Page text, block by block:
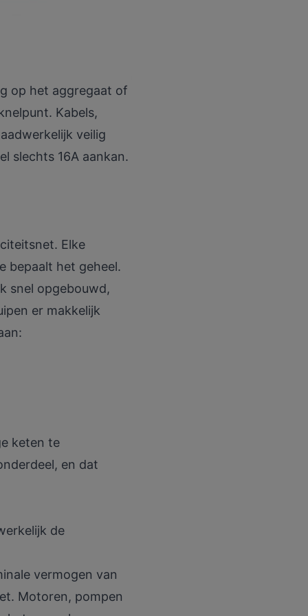
op het aggregaat of
Kabels,
veilig
slechts 16A aankan.
Elke
bepaalt het geheel.
snel opgebouwd,
er makkelijk
keten te
en dat
de
vermogen van
Motoren, pompen